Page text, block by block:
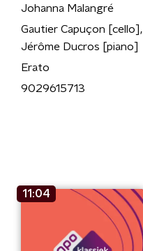
Johanna Malangré
Gautier Capuçon [cello],
Jérôme Ducros [piano]
Erato
9029615713
11:04